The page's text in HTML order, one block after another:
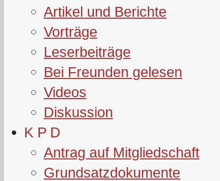
Artikel und Berichte
Vorträge
Leserbeiträge
Bei Freunden gelesen
Videos
Diskussion
K P D
Antrag auf Mitgliedschaft
Grundsatzdokumente